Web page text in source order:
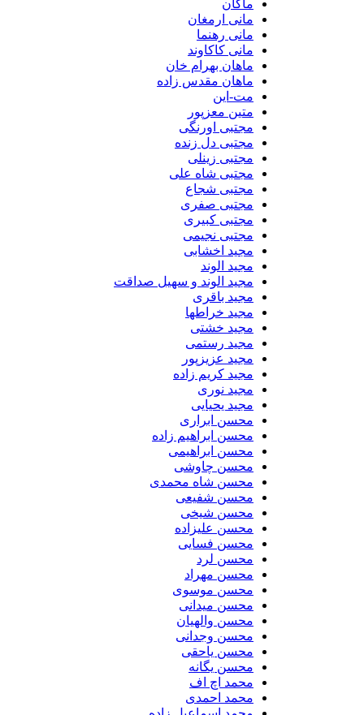
مانی ارمغان
مانی رهنما
مانی کاکاوند
ماهان بهرام خان
ماهان مقدس زاده
مت-این
متین معزپور
مجتبی اورنگی
مجتبی دل زنده
مجتبی زینلی
مجتبی شاه علی
مجتبی شجاع
مجتبی صفری
مجتبی کبیری
مجتبی نجیمی
مجید اخشابی
مجید الوند‎
مجید الوند و سهیل صداقت
مجید باقری
مجید خراطها
مجید خشتی
مجید رستمی
مجید عزیزپور
مجید کریم زاده
مجید نوری
مجید یحیایی
محسن ابراری
محسن ابراهیم زاده
محسن ابراهیمی
محسن چاوشی
محسن شاه محمدی
محسن شفیعی
محسن شیخی
محسن علیزاده
محسن فسایی
محسن لرد
محسن مهراد
محسن موسوی
محسن میدانی
محسن والهیان
محسن وجدانی
محسن یاحقی
محسن یگانه
محمد اچ اف
محمد احمدی